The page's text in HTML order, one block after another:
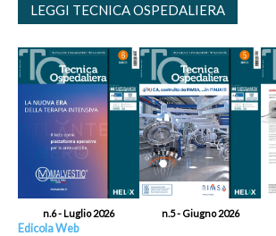
LEGGI TECNICA OSPEDALIERA
n.6 - Luglio 2026 n.5 - Giugno 2026
Edicola Web